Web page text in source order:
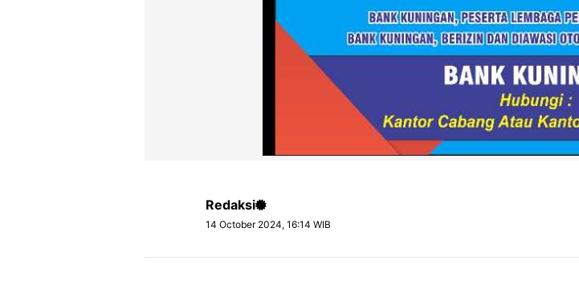
Redaksi
14 October 2024, 16:14 WIB